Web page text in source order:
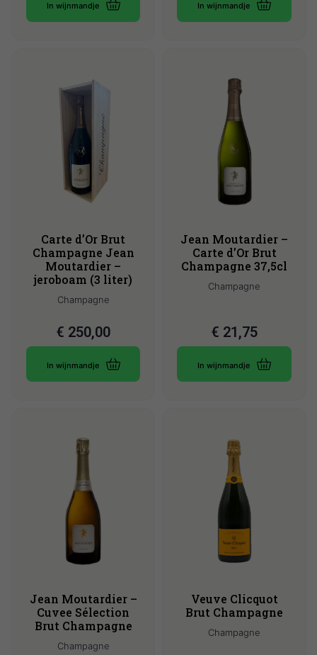
In wijnmandje In wijnmandje
Carte d’Or Brut
Champagne Jean
Moutardier –
jeroboam (3 liter)
Champagne
€ 250,00
In wijnmandje
Jean Moutardier –
Carte d’Or Brut
Champagne 37,5cl
Champagne
€ 21,75
In wijnmandje
Jean Moutardier –
Cuvee Sélection
Brut Champagne
Champagne
Veuve Clicquot
Brut Champagne
Champagne